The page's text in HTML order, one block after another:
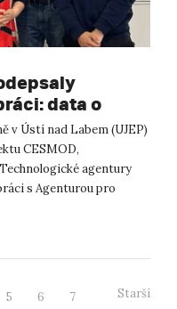
data o
posílí
v Ústí nad Labem (UJEP)
CESMOD,
agentury
s Agenturou pro
5 6 7 Starší